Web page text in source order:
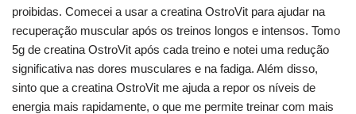
proibidas. Comecei a usar a creatina OstroVit para ajudar na
recuperação muscular após os treinos longos e intensos. Tomo
5g de creatina OstroVit após cada treino e notei uma redução
significativa nas dores musculares e na fadiga. Além disso,
sinto que a creatina OstroVit me ajuda a repor os níveis de
energia mais rapidamente, o que me permite treinar com mais